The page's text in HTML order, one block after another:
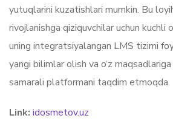
yutuqlarini kuzatishlari mumkin. Bu
rivojlanishga qiziquvchilar uchun kuchli
uning integratsiyalangan LMS tizimi
yangi bilimlar olish va o‘z
samarali platformani taqdim etmoqda.
Link: idosmetov.uz